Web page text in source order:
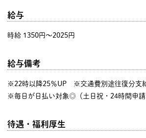
給与
時給 1350円〜2025円
給与備考
※22時以降25％UP ※交通費別途往復分支
※毎日が日払い対象◎（土日祝・24時間申請
待遇・福利厚生